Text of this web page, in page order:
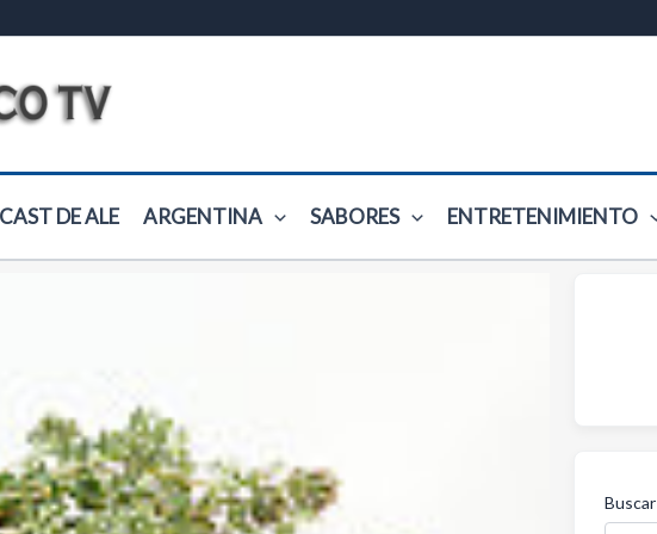
DE ALE ARGENTINA SABORES ENTRETENIMIENTO
Buscar